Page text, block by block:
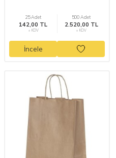
25 Adet
142,00 TL
+ KDV
500 Adet
2.520,00 TL
+ KDV
İncele